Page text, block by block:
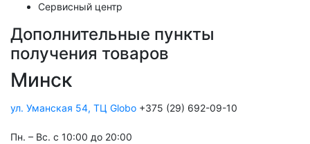
Сервисный центр
Дополнительные пункты
получения товаров
Минск
ул. Уманская 54, ТЦ Globo +375 (29) 692-09-10
Пн. – Вс. с 10:00 до 20:00